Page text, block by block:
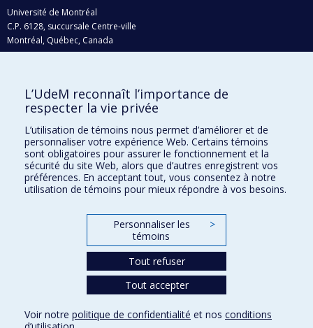
Université de Montréal
C.P. 6128, succursale Centre-ville
Montréal, Québec, Canada
H3C 3J7
Qui fait quoi?
Nous trouver
Plan du site
Accessibilité
Conditions d’utilisation
L’UdeM reconnaît l’importance de
respecter la vie privée
L’utilisation de témoins nous permet d’améliorer et de
personnaliser votre expérience Web. Certains témoins
sont obligatoires pour assurer le fonctionnement et la
sécurité du site Web, alors que d’autres enregistrent vos
préférences. En acceptant tout, vous consentez à notre
utilisation de témoins pour mieux répondre à vos besoins.
Personnaliser les
témoins
>
Tout refuser
Tout accepter
Voir notre politique de confidentialité et nos conditions